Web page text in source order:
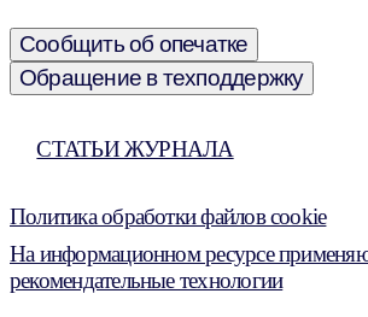
Сообщить об опечатке
Обращение в техподдержку
СТАТЬИ ЖУРНАЛА
Политика обработки файлов cookie
На информационном ресурсе
рекомендательные технологии